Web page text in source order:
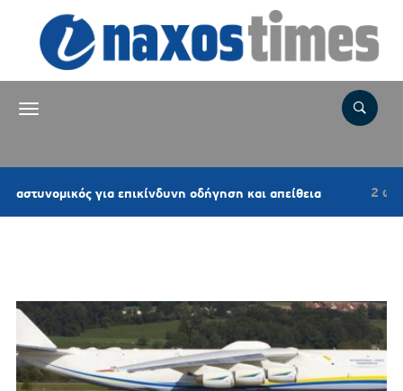
για επικίνδυνη οδήγηση και απείθεια 2 ώρες